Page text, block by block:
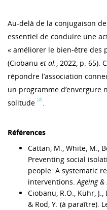
Au-delà de la conjugaison
essentiel de conduire une
« améliorer le bien-être des
(Ciobanu et al., 2022, p. 65).
répondre l’association
un programme d’envergure
solitude [3] .
Références
Cattan, M., White, M.,
Preventing social
people: A systematic
interventions.Ageing &
Ciobanu, R.O., Kühr,
& Rod, Y. (à paraître).